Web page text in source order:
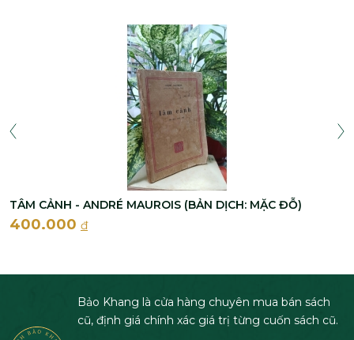
TÂM CẢNH - ANDRÉ MAUROIS (BẢN DỊCH: MẶC ĐỖ)
400.000 đ
Bảo Khang là cửa hàng chuyên mua bán sách
cũ, định giá chính xác giá trị từng cuốn sách cũ.